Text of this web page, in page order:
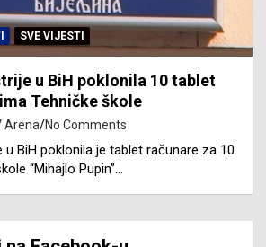
SVE VIJESTI
u BiH poklonila 10 tablet
Tehničke škole
Arena No Comments
BiH poklonila je tablet računare za 10
“Mihajlo Pupin”…